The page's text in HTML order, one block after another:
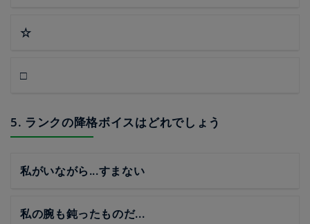
☆
□
5. ランクの降格ボイスはどれでしょう
私がいながら...すまない
私の腕も鈍ったものだ...